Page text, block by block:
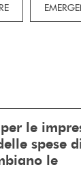
le
spese
le